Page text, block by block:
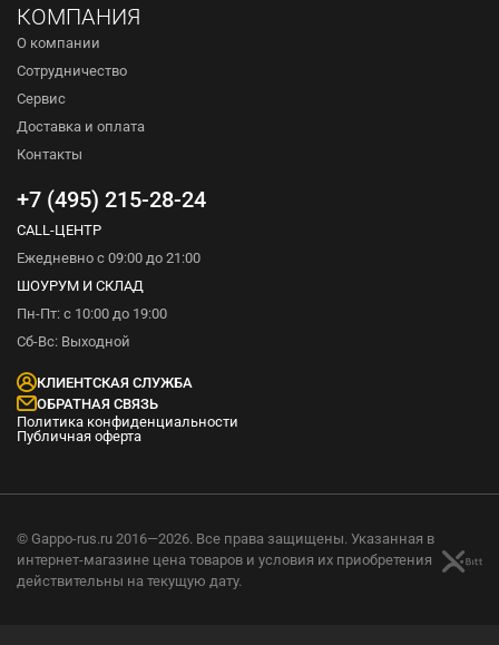
КОМПАНИЯ
О компании
Сотрудничество
Сервис
Доставка и оплата
Контакты
+7 (495) 215-28-24
CALL-ЦЕНТР
Ежедневно с 09:00 до 21:00
ШОУРУМ И СКЛАД
Пн-Пт: с 10:00 до 19:00
Сб-Вс: Выходной
КЛИЕНТСКАЯ СЛУЖБА
ОБРАТНАЯ СВЯЗЬ
Политика конфиденциальности
Публичная оферта
© Gappo-rus.ru 2016—2026. Все права защищены. Указанная в
интернет-магазине цена товаров и условия их приобретения
действительны на текущую дату.